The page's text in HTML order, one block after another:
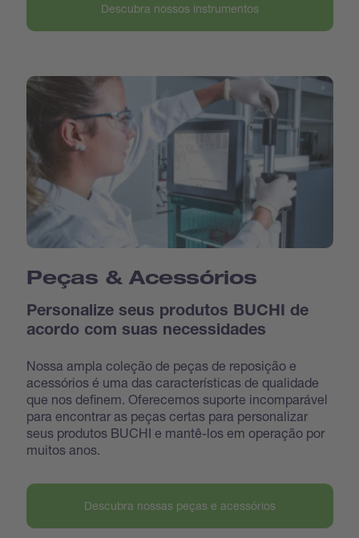
Descubra nossos instrumentos
Peças & Acessórios
Personalize seus produtos BUCHI de
acordo com suas necessidades
Nossa ampla coleção de peças de reposição e
acessórios é uma das características de qualidade
que nos definem. Oferecemos suporte incomparável
para encontrar as peças certas para personalizar
seus produtos BUCHI e mantê-los em operação por
muitos anos.
Descubra nossas peças e acessórios